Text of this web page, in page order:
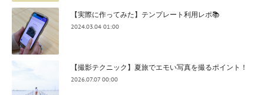
【実際に作ってみた】テンプレート利用レポ📚
2024.03.04 01:00
【撮影テクニック】夏旅でエモい写真を撮るポイント！
2026.07.07 00:00